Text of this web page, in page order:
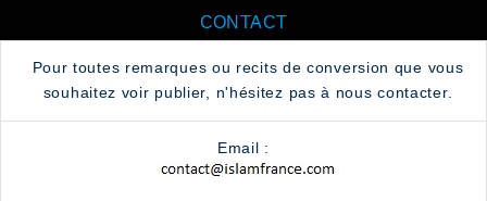
CONTACT
Pour toutes remarques ou recits de conversion que vous
souhaitez voir publier, n'hésitez pas à nous contacter.
Email :